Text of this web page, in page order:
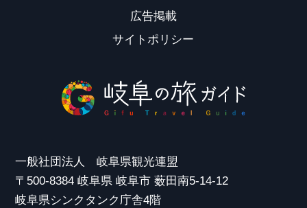
広告掲載
サイトポリシー
一般社団法人 岐阜県観光連盟
〒500-8384 岐阜県 岐阜市 薮田南5-14-12
岐阜県シンクタンク庁舎4階